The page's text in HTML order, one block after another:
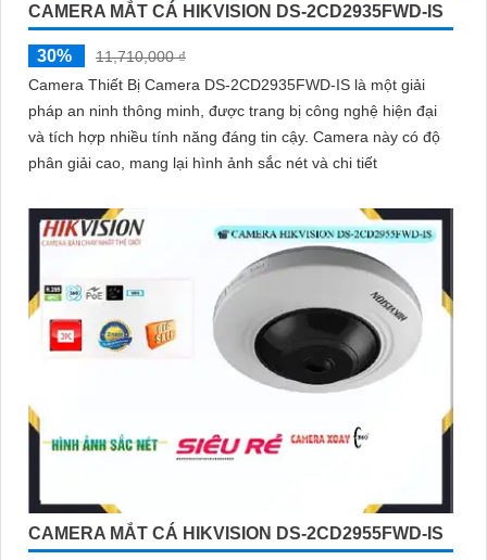
CAMERA MẮT CÁ HIKVISION DS-2CD2935FWD-IS
30%
11,710,000 ₫
Camera Thiết Bị Camera DS-2CD2935FWD-IS là một giải
pháp an ninh thông minh, được trang bị công nghệ hiện đại
và tích hợp nhiều tính năng đáng tin cậy. Camera này có độ
phân giải cao, mang lại hình ảnh sắc nét và chi tiết
CAMERA MẮT CÁ HIKVISION DS-2CD2955FWD-IS